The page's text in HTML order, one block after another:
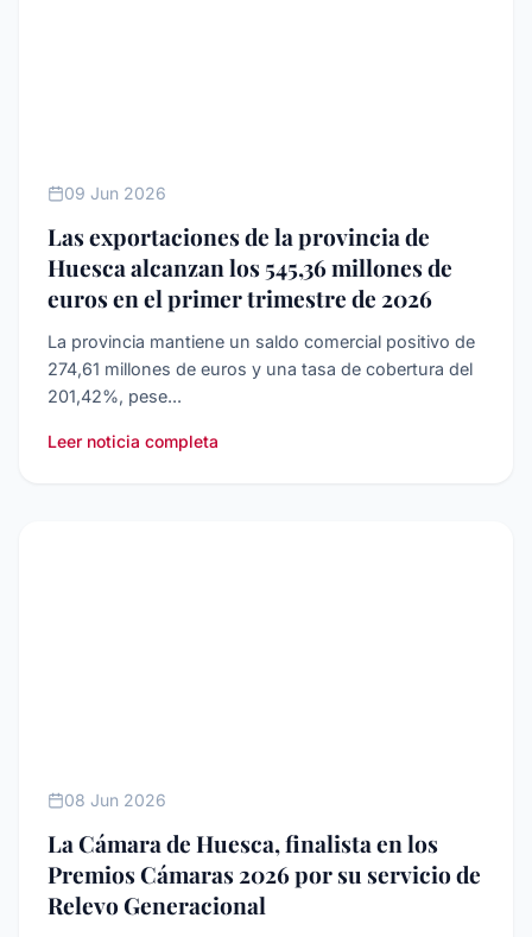
09 Jun 2026
Las exportaciones de la provincia de
Huesca alcanzan los 545,36 millones de
euros en el primer trimestre de 2026
La provincia mantiene un saldo comercial positivo de
274,61 millones de euros y una tasa de cobertura del
201,42%, pese...
Leer noticia completa
08 Jun 2026
La Cámara de Huesca, finalista en los
Premios Cámaras 2026 por su servicio de
Relevo Generacional